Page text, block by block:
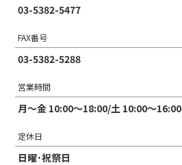
03-5382-5477
FAX番号
03-5382-5288
営業時間
月～金 10:00～18:00/土 10:00～16:00
定休日
日曜･祝祭日